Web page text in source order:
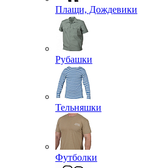
Плащи, Дождевики
Рубашки
Тельняшки
Футболки